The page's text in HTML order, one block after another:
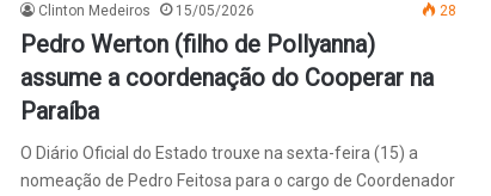
Clinton Medeiros 15/05/2026 28
Pedro Werton (filho de Pollyanna)
assume a coordenação do Cooperar na
Paraíba
O Diário Oficial do Estado trouxe na sexta-feira (15) a
nomeação de Pedro Feitosa para o cargo de Coordenador